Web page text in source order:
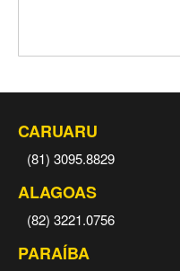
CARUARU
(81) 3095.8829
ALAGOAS
(82) 3221.0756
PARAÍBA